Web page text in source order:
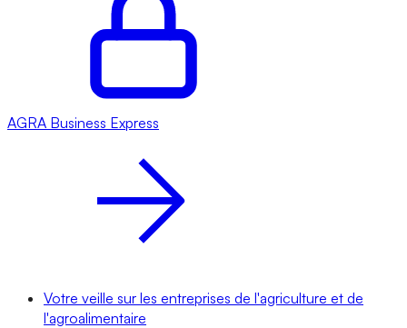
AGRA Business Express
Votre veille sur les entreprises de l'agriculture et de
l'agroalimentaire